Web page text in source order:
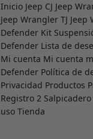
Inicio Jeep CJ Jeep
Jeep Wrangler TJ Jeep
Defender Kit
Defender Lista de
Mi cuenta Mi cuenta
Defender Política de
Privacidad Productos
Registro 2
uso Tienda